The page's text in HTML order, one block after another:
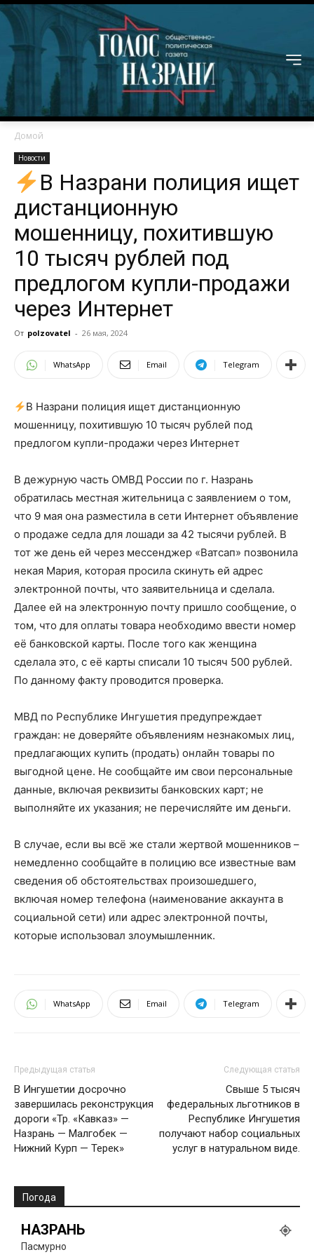
Домой
Новости
В Назрани полиция ищет
дистанционную
мошенницу, похитившую
10 тысяч рублей под
предлогом купли-продажи
через Интернет
От polzovatel - 26 мая, 2024
WhatsApp Email Telegram
В Назрани полиция ищет дистанционную
мошенницу, похитившую 10 тысяч рублей под
предлогом купли-продажи через Интернет
В дежурную часть ОМВД России по г. Назрань
обратилась местная жительница с заявлением о том,
что 9 мая она разместила в сети Интернет объявление
о продаже седла для лошади за 42 тысячи рублей. В
тот же день ей через мессенджер «Ватсап» позвонила
некая Мария, которая просила скинуть ей адрес
электронной почты, что заявительница и сделала.
Далее ей на электронную почту пришло сообщение, о
том, что для оплаты товара необходимо ввести номер
её банковской карты. После того как женщина
сделала это, с её карты списали 10 тысяч 500 рублей.
По данному факту проводится проверка.
МВД по Республике Ингушетия предупреждает
граждан: не доверяйте объявлениям незнакомых лиц,
предлагающих купить (продать) онлайн товары по
выгодной цене. Не сообщайте им свои персональные
данные, включая реквизиты банковских карт; не
выполняйте их указания; не перечисляйте им деньги.
В случае, если вы всё же стали жертвой мошенников –
немедленно сообщайте в полицию все известные вам
сведения об обстоятельствах произошедшего,
включая номер телефона (наименование аккаунта в
социальной сети) или адрес электронной почты,
которые использовал злоумышленник.
WhatsApp Email Telegram
Предыдущая статья
В Ингушетии досрочно
завершилась реконструкция
дороги «Тр. «Кавказ» —
Назрань — Малгобек —
Нижний Курп — Терек»
Следующая статья
Свыше 5 тысяч
федеральных льготников в
Республике Ингушетия
получают набор социальных
услуг в натуральном виде.
Погода
НАЗРАНЬ
Пасмурно